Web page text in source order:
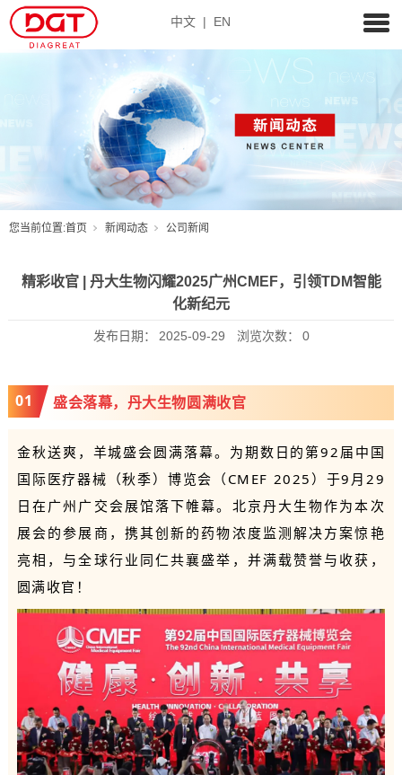
中文 | EN
您当前位置:首页 新闻动态 公司新闻
精彩收官 | 丹大生物闪耀2025广州CMEF，引领TDM智能
化新纪元
发布日期： 2025-09-29 浏览次数： 0
01 盛会落幕，丹大生物圆满收官
金秋送爽，羊城盛会圆满落幕。为期数日的第92届中国
国际医疗器械（秋季）博览会（CMEF 2025）于9月29
日在广州广交会展馆落下帷幕。北京丹大生物作为本次
展会的参展商，携其创新的药物浓度监测解决方案惊艳
亮相，与全球行业同仁共襄盛举，并满载赞誉与收获，
圆满收官！